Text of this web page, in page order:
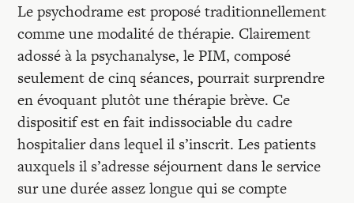
Le psychodrame est proposé traditionnellement
comme une modalité de thérapie. Clairement
adossé à la psychanalyse, le PIM, composé
seulement de cinq séances, pourrait surprendre
en évoquant plutôt une thérapie brève. Ce
dispositif est en fait indissociable du cadre
hospitalier dans lequel il s’inscrit. Les patients
auxquels il s’adresse séjournent dans le service
sur une durée assez longue qui se compte